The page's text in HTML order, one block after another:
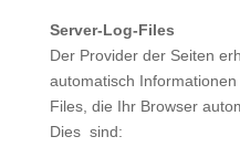
Server-Log-Files
Der Provider der Seiten
automatisch
Files, die Ihr Browser
Dies sind: